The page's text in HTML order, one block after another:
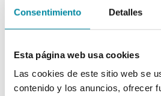
Consentimiento Detalles
Esta página web usa cookies
Las cookies de este sitio web se
contenido y los anuncios, ofrecer